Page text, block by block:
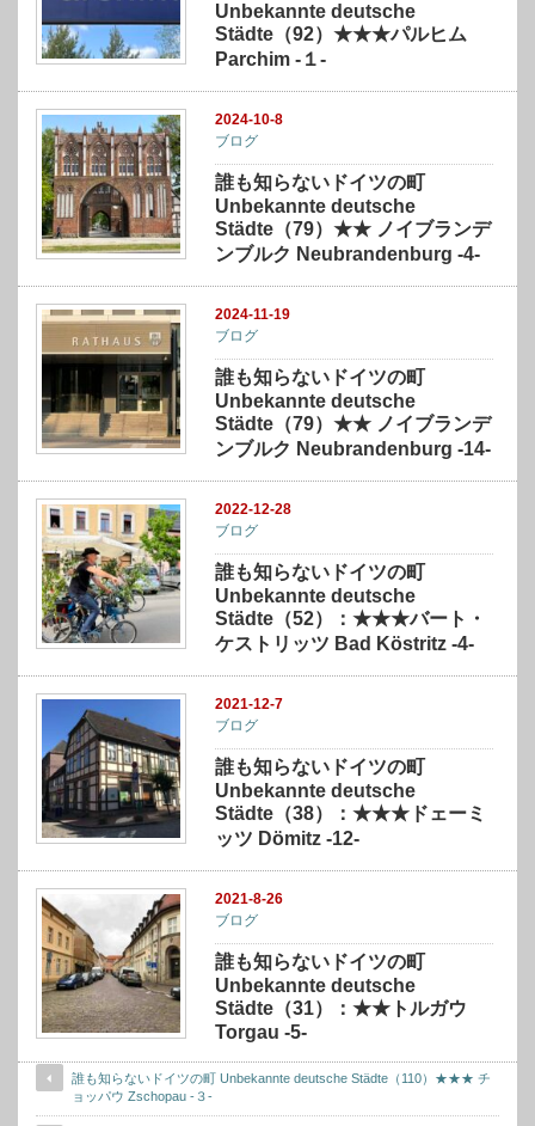
Unbekannte deutsche
Städte（92）★★★パルヒム
Parchim -１-
2024-10-8
ブログ
誰も知らないドイツの町
Unbekannte deutsche
Städte（79）★★ ノイブランデ
ンブルク Neubrandenburg -4-
2024-11-19
ブログ
誰も知らないドイツの町
Unbekannte deutsche
Städte（79）★★ ノイブランデ
ンブルク Neubrandenburg -14-
2022-12-28
ブログ
誰も知らないドイツの町
Unbekannte deutsche
Städte（52）：★★★バート・
ケストリッツ Bad Köstritz -4-
2021-12-7
ブログ
誰も知らないドイツの町
Unbekannte deutsche
Städte（38）：★★★ドェーミ
ッツ Dömitz -12-
2021-8-26
ブログ
誰も知らないドイツの町
Unbekannte deutsche
Städte（31）：★★トルガウ
Torgau -5-
誰も知らないドイツの町 Unbekannte deutsche Städte（110）★★★ チ
ョッパウ Zschopau -３-